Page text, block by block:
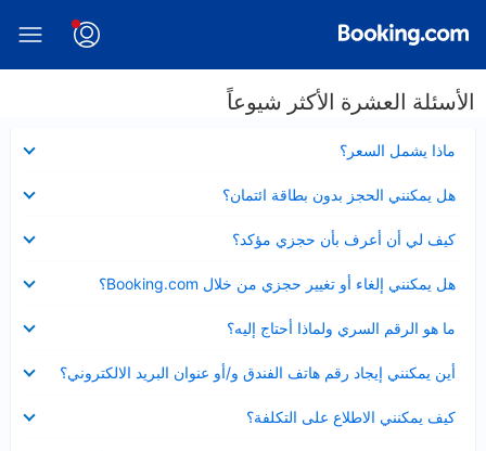
الأسئلة العشرة الأكثر شيوعاً
ماذا يشمل السعر؟
مصغر
هل يمكنني الحجز بدون بطاقة ائتمان؟
مصغر
كيف لي أن أعرف بأن حجزي مؤكد؟
مصغر
هل يمكنني إلغاء أو تغيير حجزي من خلال Booking.com؟
مصغر
ما هو الرقم السري ولماذا أحتاج إليه؟
مصغر
أين يمكنني إيجاد رقم هاتف الفندق و/أو عنوان البريد الالكتروني؟
عرض
مصغر
كيف يمكنني الاطلاع على التكلفة؟
مصغر